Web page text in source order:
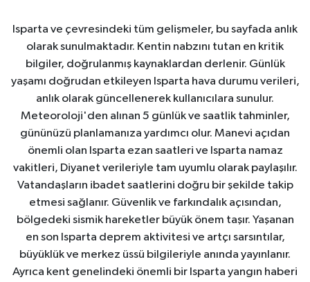
Isparta ve çevresindeki tüm gelişmeler, bu sayfada anlık
olarak sunulmaktadır. Kentin nabzını tutan en kritik
bilgiler, doğrulanmış kaynaklardan derlenir. Günlük
yaşamı doğrudan etkileyen Isparta hava durumu verileri,
anlık olarak güncellenerek kullanıcılara sunulur.
Meteoroloji'den alınan 5 günlük ve saatlik tahminler,
gününüzü planlamanıza yardımcı olur. Manevi açıdan
önemli olan Isparta ezan saatleri ve Isparta namaz
vakitleri, Diyanet verileriyle tam uyumlu olarak paylaşılır.
Vatandaşların ibadet saatlerini doğru bir şekilde takip
etmesi sağlanır. Güvenlik ve farkındalık açısından,
bölgedeki sismik hareketler büyük önem taşır. Yaşanan
en son Isparta deprem aktivitesi ve artçı sarsıntılar,
büyüklük ve merkez üssü bilgileriyle anında yayınlanır.
Ayrıca kent genelindeki önemli bir Isparta yangın haberi